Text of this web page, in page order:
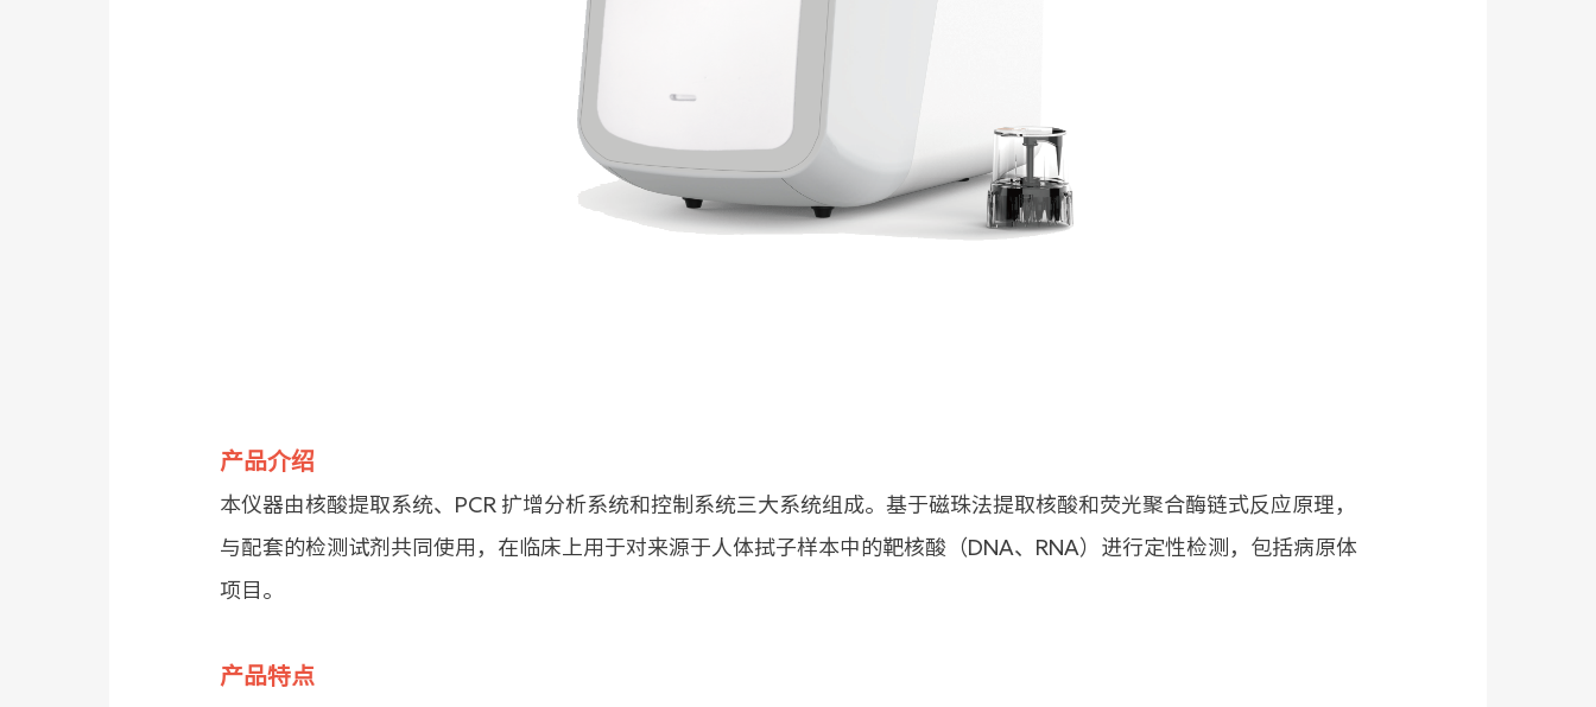
产品介绍
本仪器由核酸提取系统、PCR 扩增分析系统和控制系统三大系统组成。基于磁珠法提取核酸和荧光聚合酶链式反应原理，
与配套的检测试剂共同使用，在临床上用于对来源于人体拭子样本中的靶核酸（DNA、RNA）进行定性检测，包括病原体
项目。
产品特点